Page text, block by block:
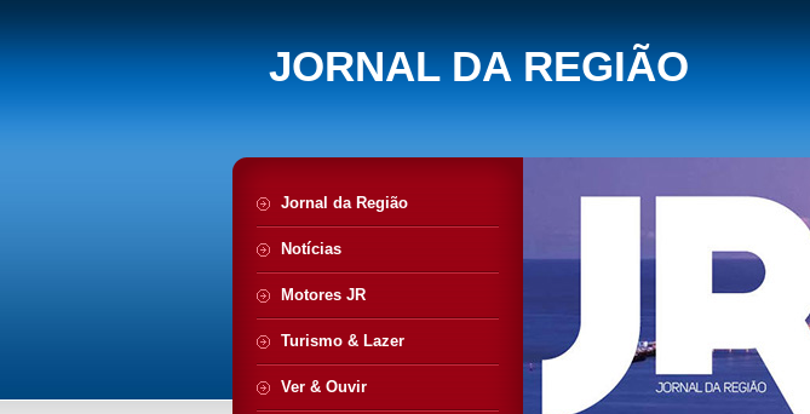
JORNAL DA REGIÃO
Jornal da Região
Notícias
Motores JR
Turismo & Lazer
Ver & Ouvir